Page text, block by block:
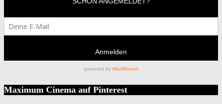
Maximum Cinema auf Pinterest